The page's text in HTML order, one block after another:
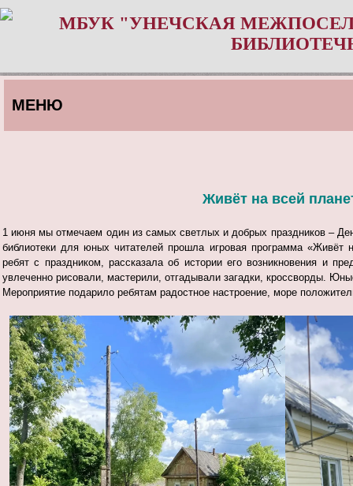
МБУК "УНЕЧСКАЯ
МЕНЮ
Живёт на всей
1 июня мы отмечаем один из самых светлых и добрых праздников –
библиотеки для юных читателей прошла игровая программа
ребят с праздником, рассказала об истории его возникновения и
увлеченно рисовали, мастерили, отгадывали загадки, кроссворды.
Мероприятие подарило ребятам радостное настроение, море